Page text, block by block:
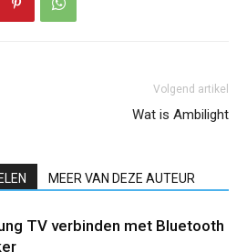
Volgend artikel
Wat is Ambilight
MEER VAN DEZE AUTEUR
TV verbinden met Bluetooth